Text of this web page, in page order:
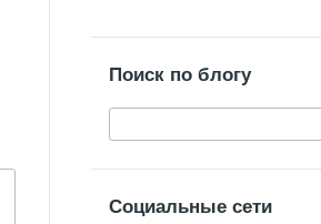
Поиск по блогу
Социальные сети